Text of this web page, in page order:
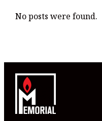
No posts were found.